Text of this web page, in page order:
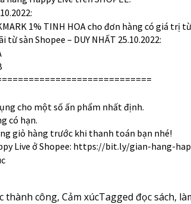
1% TINH HOA cho đơn hàng có giá trị
từ sàn Shopee – DUY NHẤT 25.10.2022:
cho một số ấn phẩm nhất định.
có hạn.
giỏ hàng trước khi thanh toán bạn nhé!
Live ở Shopee: https://bit.ly/gian-hang-
thành công, Cảm xúcTagged đọc sách,